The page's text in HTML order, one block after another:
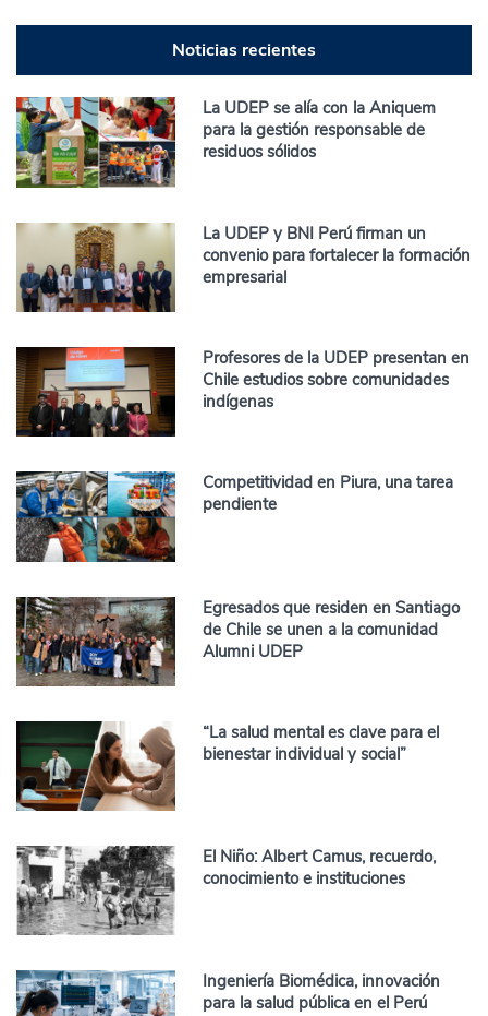
Noticias recientes
La UDEP se alía con la Aniquem
para la gestión responsable de
residuos sólidos
La UDEP y BNI Perú firman un
convenio para fortalecer la formación
empresarial
Profesores de la UDEP presentan en
Chile estudios sobre comunidades
indígenas
Competitividad en Piura, una tarea
pendiente
Egresados que residen en Santiago
de Chile se unen a la comunidad
Alumni UDEP
“La salud mental es clave para el
bienestar individual y social”
El Niño: Albert Camus, recuerdo,
conocimiento e instituciones
Ingeniería Biomédica, innovación
para la salud pública en el Perú